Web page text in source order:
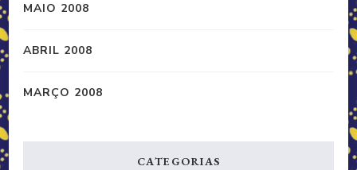
MAIO 2008
ABRIL 2008
MARÇO 2008
CATEGORIAS